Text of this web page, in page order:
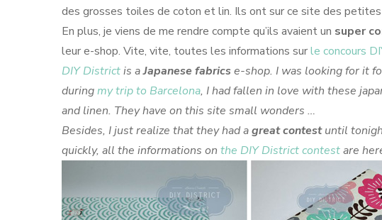
des grosses toiles de coton et lin. Ils ont sur ce site des
En plus, je viens de me rendre compte qu’ils avaient un super
leur e-shop. Vite, vite, toutes les informations surle concours
DIY Districtis aJapanese fabrics e-shop. I was looking for it
duringmy trip to Barcelona, I had fallen in love with these
and linen. They have on this site small wonders …
Besides, I just realize that they had agreat contestuntil
quickly, all the informations on the DIY District contestare